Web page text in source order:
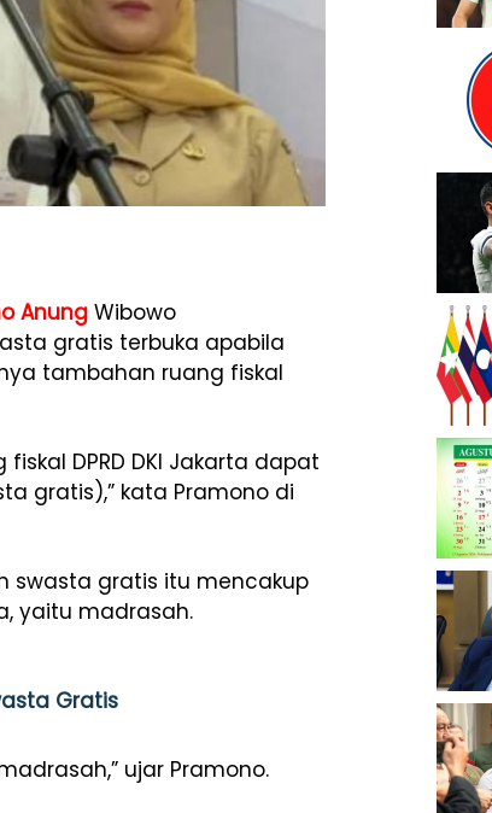
Anung Wibowo
gratis terbuka apabila
tambahan ruang fiskal
DPRD DKI Jakarta dapat
gratis),” kata Pramono di
swasta gratis itu mencakup
yaitu madrasah.
Gratis
ujar Pramono.